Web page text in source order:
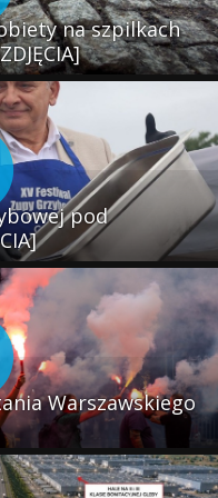
na szpilkach
pod
Warszawskiego